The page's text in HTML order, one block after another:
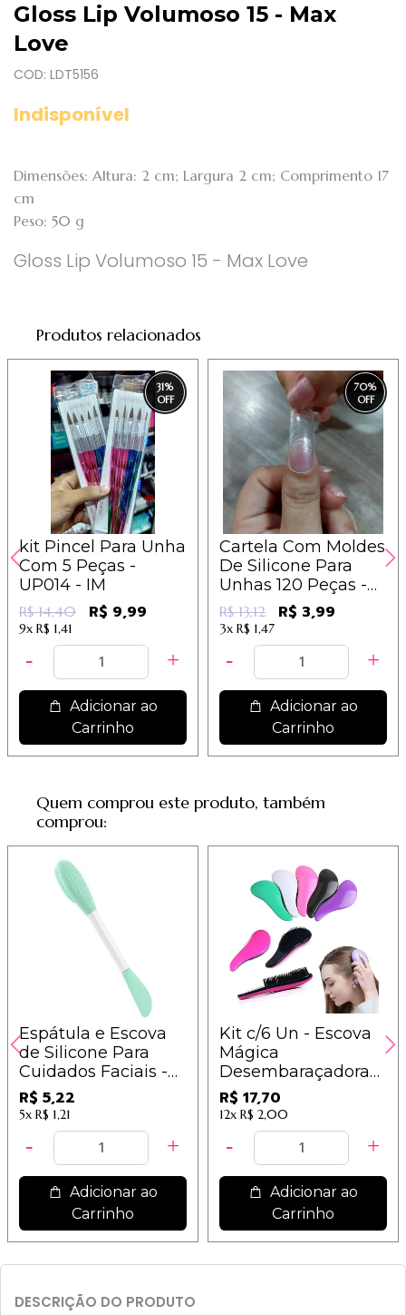
Gloss Lip Volumoso 15 - Max
Love
COD: LDT5156
Indisponível
Dimensões: Altura: 2 cm; Largura 2 cm; Comprimento 17
cm
Peso: 50 g
Gloss Lip Volumoso 15 - Max Love
Produtos relacionados
31%
kit Pincel Para Unha
Com 5 Peças -
UP014 - IM
R$ 14,40 R$ 9,99
9x R$ 1,41
Adicionar ao
Carrinho
70%
Cartela Com Moldes
De Silicone Para
Unhas 120 Peças -
C.6640 - Im
R$ 13,12 R$ 3,99
3x R$ 1,47
Adicionar ao
Carrinho
Quem comprou este produto, também
comprou:
Espátula e Escova
de Silicone Para
Cuidados Faciais -
IM
R$ 5,22
5x R$ 1,21
Adicionar ao
Carrinho
Kit c/6 Un - Escova
Mágica
Desembaraçadora
Para Cabelos Cores
Sortidas - IM
R$ 17,70
12x R$ 2,00
Adicionar ao
Carrinho
DESCRIÇÃO DO PRODUTO